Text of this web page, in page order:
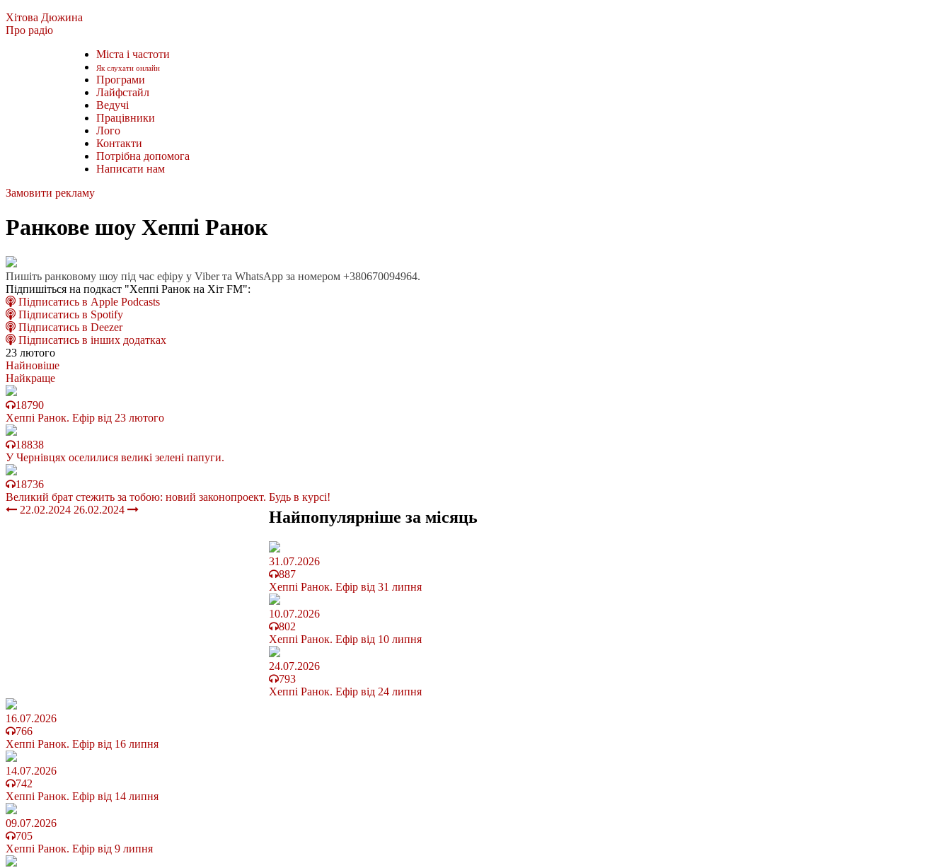
Хітова Дюжина
Про радіо
Міста і частоти
Як слухати онлайн
Програми
Лайфстайл
Ведучі
Працівники
Лого
Контакти
Потрібна допомога
Написати нам
Замовити рекламу
Ранкове шоу Хеппі Ранок
Пишіть ранковому шоу під час ефіру у Viber та WhatsApp за номером +380670094964.
Підпишіться на подкаст "Хеппі Ранок на Хіт FM":
Підписатись в Apple Podcasts
Підписатись в Spotify
Підписатись в Deezer
Підписатись в інших додатках
23 лютого
Найновіше
Найкраще
18790
Хеппі Ранок. Ефір від 23 лютого
18838
У Чернівцях оселилися великі зелені папуги.
18736
Великий брат стежить за тобою: новий законопроект. Будь в курсі!
22.02.2024 26.02.2024 Найпопулярніше за місяць
31.07.2026
887
Хеппі Ранок. Ефір від 31 липня
10.07.2026
802
Хеппі Ранок. Ефір від 10 липня
24.07.2026
793
Хеппі Ранок. Ефір від 24 липня
16.07.2026
766
Хеппі Ранок. Ефір від 16 липня
14.07.2026
742
Хеппі Ранок. Ефір від 14 липня
09.07.2026
705
Хеппі Ранок. Ефір від 9 липня